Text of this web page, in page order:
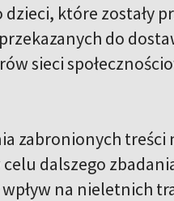
które zostały
do
sieci
zabronionych treści
dalszego
na nieletnich